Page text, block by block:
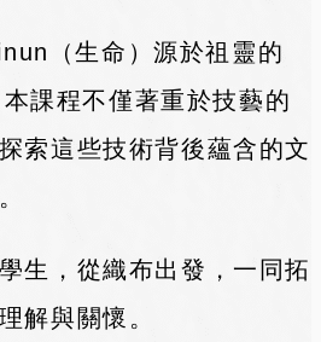
（生命）源於祖靈的
課程不僅著重於技藝的
索這些技術背後蘊含的文
生，從織布出發，一同拓
解與關懷。